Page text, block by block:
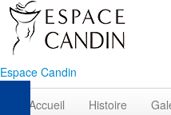
Espace Candin
Accueil Histoire